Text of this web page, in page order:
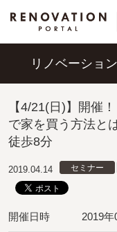
リノベーショ
【4/21(日)】開催
で家を買う方法と
徒歩8分
2019.04.14 セミナー
開催日時 2019